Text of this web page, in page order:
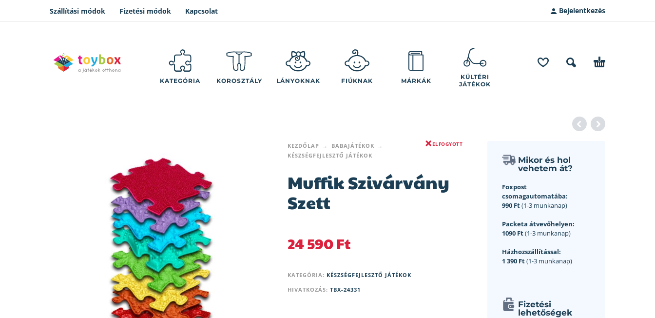
Szállítási módok Fizetési módok Kapcsolat Bejelentkezés
KATEGÓRIA KOROSZTÁLY LÁNYOKNAK FIÚKNAK MÁRKÁK
KÜLTÉRI
JÁTÉKOK
KEZDŐLAP
BABAJÁTÉKOK
KÉSZSÉGFEJLESZTŐ JÁTÉKOK
ELFOGYOTT
Muffik Szivárvány
Szett
24 590Ft
KATEGÓRIA: KÉSZSÉGFEJLESZTŐ JÁTÉKOK
HIVATKOZÁS: TBX-24331
Mikor és hol
vehetem át?
Foxpost
csomagautomatába:
990 Ft(1-3 munkanap)
Packeta átvevőhelyen:
1090 Ft(1-3 munkanap)
Házhozszállítással:
1 390 Ft(1-3 munkanap)
Fizetési
lehetőségek